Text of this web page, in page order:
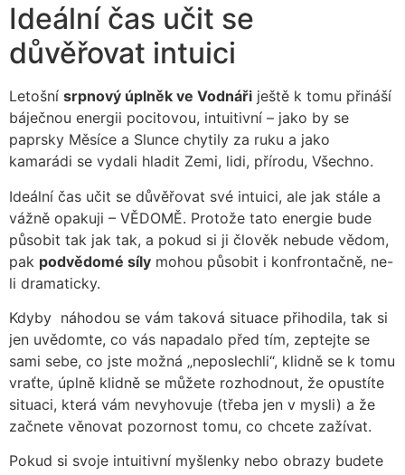
Ideální čas učit se
důvěřovat intuici
Letošní srpnový úplněk ve Vodnáři ještě k tomu přináší
báječnou energii pocitovou, intuitivní – jako by se
paprsky Měsíce a Slunce chytily za ruku a jako
kamarádi se vydali hladit Zemi, lidi, přírodu, Všechno.
Ideální čas učit se důvěřovat své intuici, ale jak stále a
vážně opakuji – VĚDOMĚ. Protože tato energie bude
působit tak jak tak, a pokud si ji člověk nebude vědom,
pak podvědomé síly mohou působit i konfrontačně, ne-
li dramaticky.
Kdyby náhodou se vám taková situace přihodila, tak si
jen uvědomte, co vás napadalo před tím, zeptejte se
sami sebe, co jste možná „neposlechli“, klidně se k tomu
vraťte, úplně klidně se můžete rozhodnout, že opustíte
situaci, která vám nevyhovuje (třeba jen v mysli) a že
začnete věnovat pozornost tomu, co chcete zažívat.
Pokud si svoje intuitivní myšlenky nebo obrazy budete